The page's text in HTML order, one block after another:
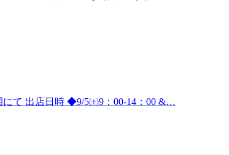
にて 出店日時 ◆9/5㈯9：00-14：00 &…